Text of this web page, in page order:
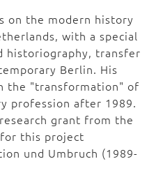
on the modern history
with a special
historiography, transfer
Berlin. His
the "transformation" of
profession after 1989.
grant from the
this project
und Umbruch (1989-